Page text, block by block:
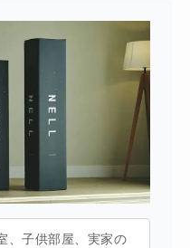
、子供部屋、実家の